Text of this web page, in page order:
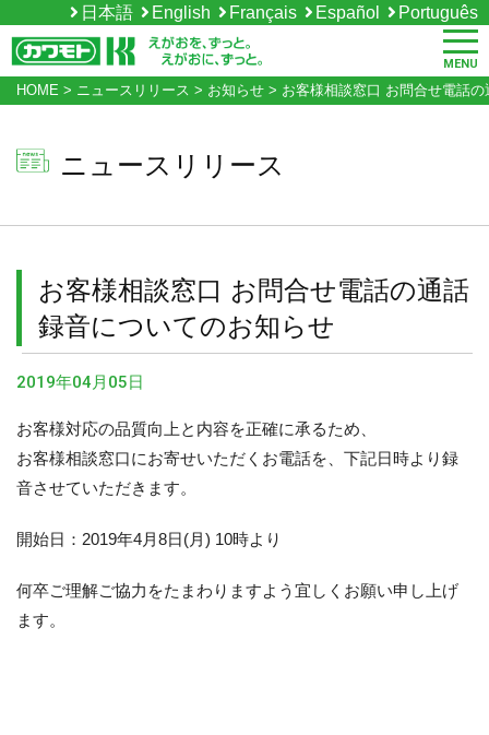
日本語 English Français Español Português
MENU
HOME > ニュースリリース > お知らせ > お客様相談窓口 お問合せ電話
ニュースリリース
お客様相談窓口 お問合せ電話の通話
録音についてのお知らせ
2019年04月05日
お客様対応の品質向上と内容を正確に承るため、
お客様相談窓口にお寄せいただくお電話を、下記日時より録
音させていただきます。
開始日：2019年4月8日(月) 10時より
何卒ご理解ご協力をたまわりますよう宜しくお願い申し上げ
ます。